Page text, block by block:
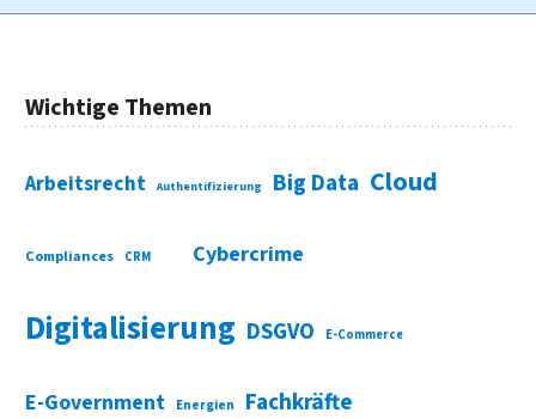
Wichtige Themen
Arbeitsrecht Authentifizierung Big Data Cloud
Compliances CRM Cybercrime
Digitalisierung DSGVO E-Commerce
E-Government Energien Fachkräfte